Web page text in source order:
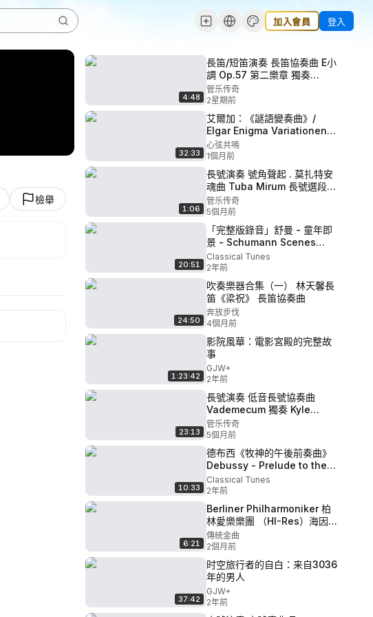
加入會員 登入
檢舉
4:48
長笛/短笛演奏 長笛協奏曲 E小
調 Op.57 第二樂章 獨奏
Nolwenn Bargin
(Mercadante)
管乐传奇
2星期前
32:33
艾爾加：《謎語變奏曲》/
Elgar Enigma Variationen
Sir Simon Denis Rattle
BRSO
心弦共鳴
1個月前
1:06
長號演奏 號角聲起 . 莫扎特安
魂曲 Tuba Mirum 長號選段
(Mozart)
管乐传奇
5個月前
20:51
「完整版錄音」舒曼 - 童年即
景 - Schumann Scenes
from Childhood, Op. 15
Classical Tunes
2年前
24:50
吹奏樂器合集（一） 林天馨長
笛《梁祝》 長笛協奏曲
奔放步伐
4個月前
1:23:42
影院風華：電影宮殿的完整故
事
GJW+
2年前
23:13
長號演奏 低音長號協奏曲
Vademecum 獨奏 Kyle
Gordon (Wim Bex)
管乐传奇
5個月前
10:33
德布西《牧神的午後前奏曲》
Debussy - Prelude to the
Afternoon of a Faun
Classical Tunes
2年前
6:21
Berliner Philharmoniker 柏
林愛樂樂團 （HI-Res）海因茲
·霍利格‌ Heinz Holliger - 李斯
特兩首管弦樂改編曲 2010
傳統金曲
2個月前
37:42
时空旅行者的自白：来自3036
年的男人
GJW+
2年前